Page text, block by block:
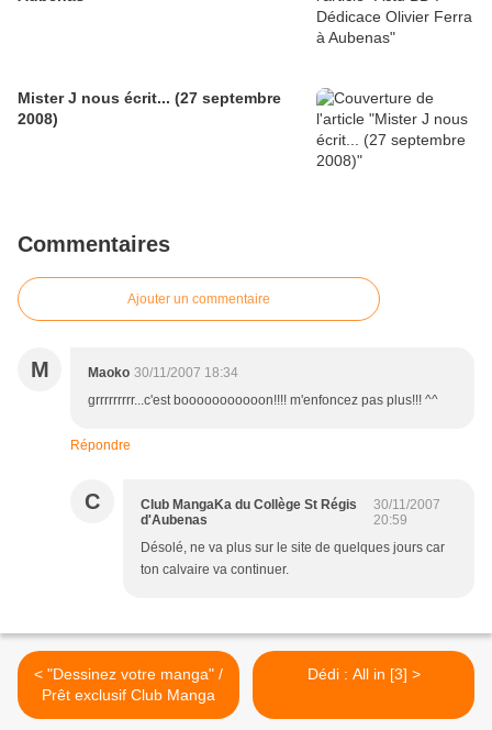
Mister J nous écrit... (27 septembre
2008)
Commentaires
Ajouter un commentaire
M Maoko 30/11/2007 18:34
grrrrrrrrr...c'est booooooooooon!!!! m'enfoncez pas plus!!! ^^
Répondre
C
Club MangaKa du Collège St Régis
d'Aubenas
30/11/2007
20:59
Désolé, ne va plus sur le site de quelques jours car
ton calvaire va continuer.
< "Dessinez votre manga" /
Prêt exclusif Club Manga
Dédi : All in [3] >